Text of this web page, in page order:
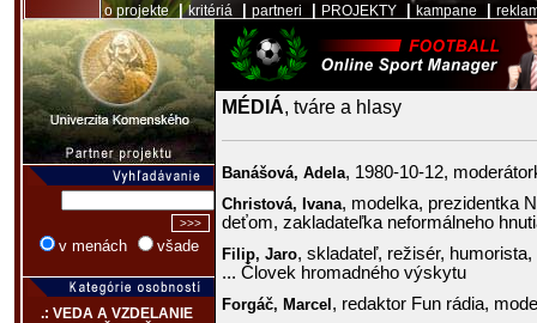
o projekte|kritériá partneri PROJEKTY kampane
v menách všade
.: VEDA A VZDELANIE
MÉDIÁ, tváre a hlasy
Banášová, Adela, 1980-10-12,
Christová, Ivana, modelka, prezidentka
deťom, zakladateľka neformálneho
Filip, Jaro, skladateľ, režisér,
... Človek hromadného výskytu
Forgáč, Marcel , redaktor Fun rádia,